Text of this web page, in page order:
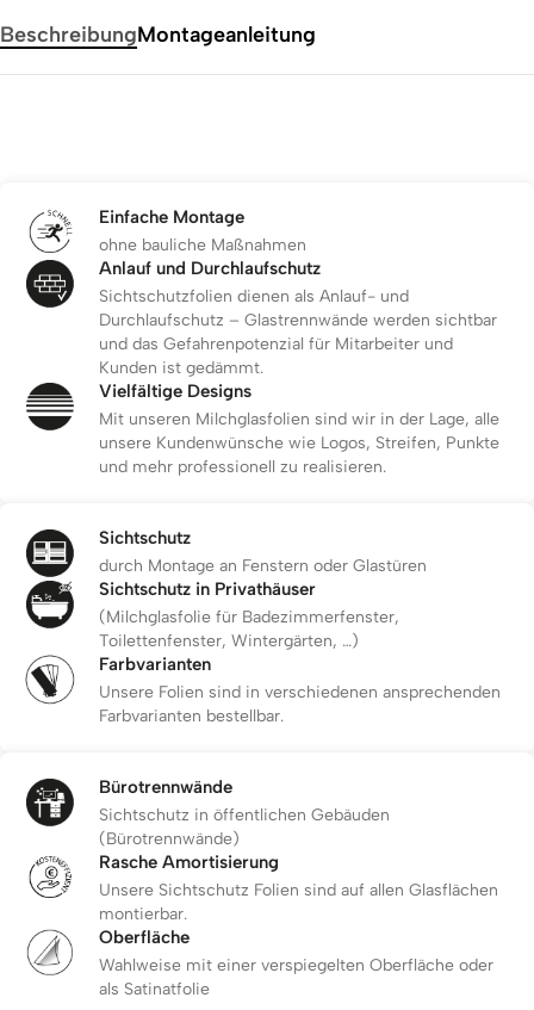
BeschreibungMontageanleitung
Einfache Montage
ohne bauliche Maßnahmen
Anlauf und Durchlaufschutz
Sichtschutzfolien dienen als Anlauf- und
Durchlaufschutz – Glastrennwände werden sichtbar
und das Gefahrenpotenzial für Mitarbeiter und
Kunden ist gedämmt.
Vielfältige Designs
Mit unseren Milchglasfolien sind wir in der Lage, alle
unsere Kundenwünsche wie Logos, Streifen, Punkte
und mehr professionell zu realisieren.
Sichtschutz
durch Montage an Fenstern oder Glastüren
Sichtschutz in Privathäuser
(Milchglasfolie für Badezimmerfenster,
Toilettenfenster, Wintergärten, …)
Farbvarianten
Unsere Folien sind in verschiedenen ansprechenden
Farbvarianten bestellbar.
Bürotrennwände
Sichtschutz in öffentlichen Gebäuden
(Bürotrennwände)
Rasche Amortisierung
Unsere Sichtschutz Folien sind auf allen Glasflächen
montierbar.
Oberfläche
Wahlweise mit einer verspiegelten Oberfläche oder
als Satinatfolie